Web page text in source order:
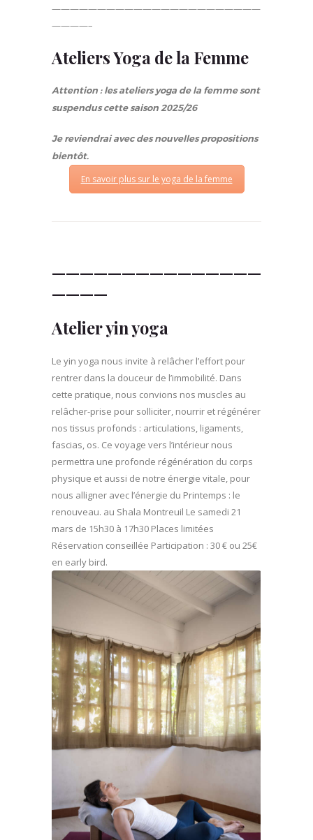
———————————————————————
————–
Ateliers Yoga de la Femme
Attention : les ateliers yoga de la femme sont
suspendus cette saison 2025/26
Je reviendrai avec des nouvelles propositions
bientôt.
En savoir plus sur le yoga de la femme
———————————————
————
Atelier yin yoga
Le yin yoga nous invite à relâcher l’effort pour
rentrer dans la douceur de l’immobilité. Dans
cette pratique, nous convions nos muscles au
relâcher-prise pour solliciter, nourrir et régénérer
nos tissus profonds : articulations, ligaments,
fascias, os. Ce voyage vers l’intérieur nous
permettra une profonde régénération du corps
physique et aussi de notre énergie vitale, pour
nous alligner avec l’énergie du Printemps : le
renouveau. au Shala Montreuil Le samedi 21
mars de 15h30 à 17h30 Places limitées
Réservation conseillée Participation : 30 € ou 25€
en early bird.